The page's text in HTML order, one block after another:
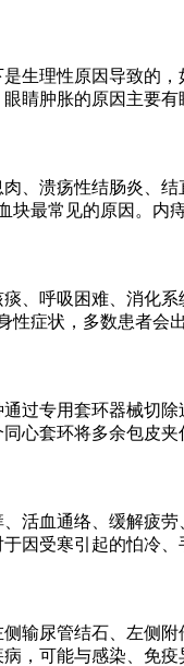
生理性原因导致的
睛肿胀的原因主要
、溃疡性结肠炎、
块最常见的原因。
、呼吸困难、消化
性症状，多数患者
过专用套环器械切
心套环将多余包皮
活血通络、缓解疲
因受寒引起的怕冷
输尿管结石、左侧
，可能与感染、免